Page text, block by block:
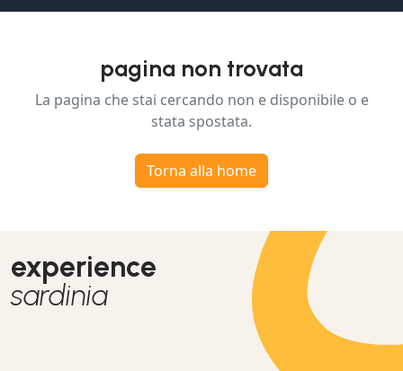
pagina non trovata
La pagina che stai cercando non e disponibile o e
stata spostata.
Torna alla home
experience
sardinia